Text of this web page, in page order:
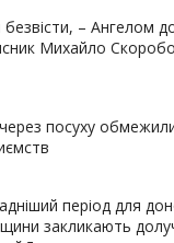
– Ангелом
Михайло
посуху
період для
закликають